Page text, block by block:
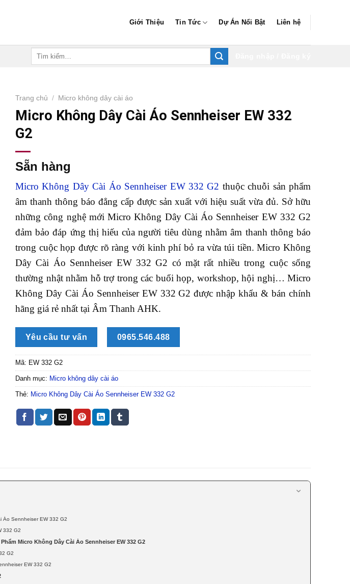
Giới Thiệu Tin Tức Dự Án Nổi Bật Liên hệ
Trang chủ / Micro không dây cài áo
Micro Không Dây Cài Áo Sennheiser EW 332
G2
Sẵn hàng
Micro Không Dây Cài Áo Sennheiser EW 332 G2 thuộc chuỗi sản phẩm
âm thanh thông báo đẳng cấp được sản xuất với hiệu suất vừa đủ. Sở hữu
những công nghệ mới Micro Không Dây Cài Áo Sennheiser EW 332 G2
đảm bảo đáp ứng thị hiếu của người tiêu dùng nhằm âm thanh thông báo
trong cuộc họp được rõ ràng với kinh phí bỏ ra vừa túi tiền. Micro Không
Dây Cài Áo Sennheiser EW 332 G2 có mặt rất nhiều trong cuộc sống
thường nhật nhằm hỗ trợ trong các buổi họp, workshop, hội nghị… Micro
Không Dây Cài Áo Sennheiser EW 332 G2 được nhập khẩu & bán chính
hãng giá rẻ nhất tại Âm Thanh AHK.
Yêu cầu tư vấn 0965.546.488
Mã: EW 332 G2
Danh mục: Micro không dây cài áo
Thẻ: Micro Không Dây Cài Áo Sennheiser EW 332 G2
Áo Sennheiser EW 332 G2
332 G2
Micro Không Dây Cài Áo Sennheiser EW 332 G2
G2
EW 332 G2